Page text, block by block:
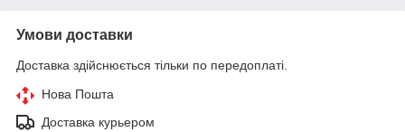
Умови доставки
Доставка здійснюється тільки по передоплаті.
Нова Пошта
Доставка курьером